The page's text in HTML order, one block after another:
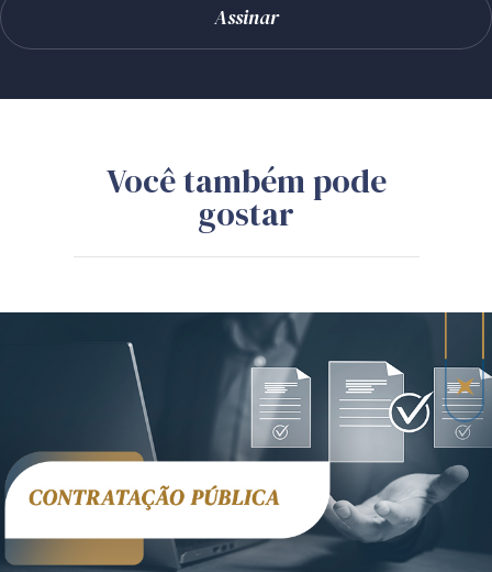
Você também pode
gostar